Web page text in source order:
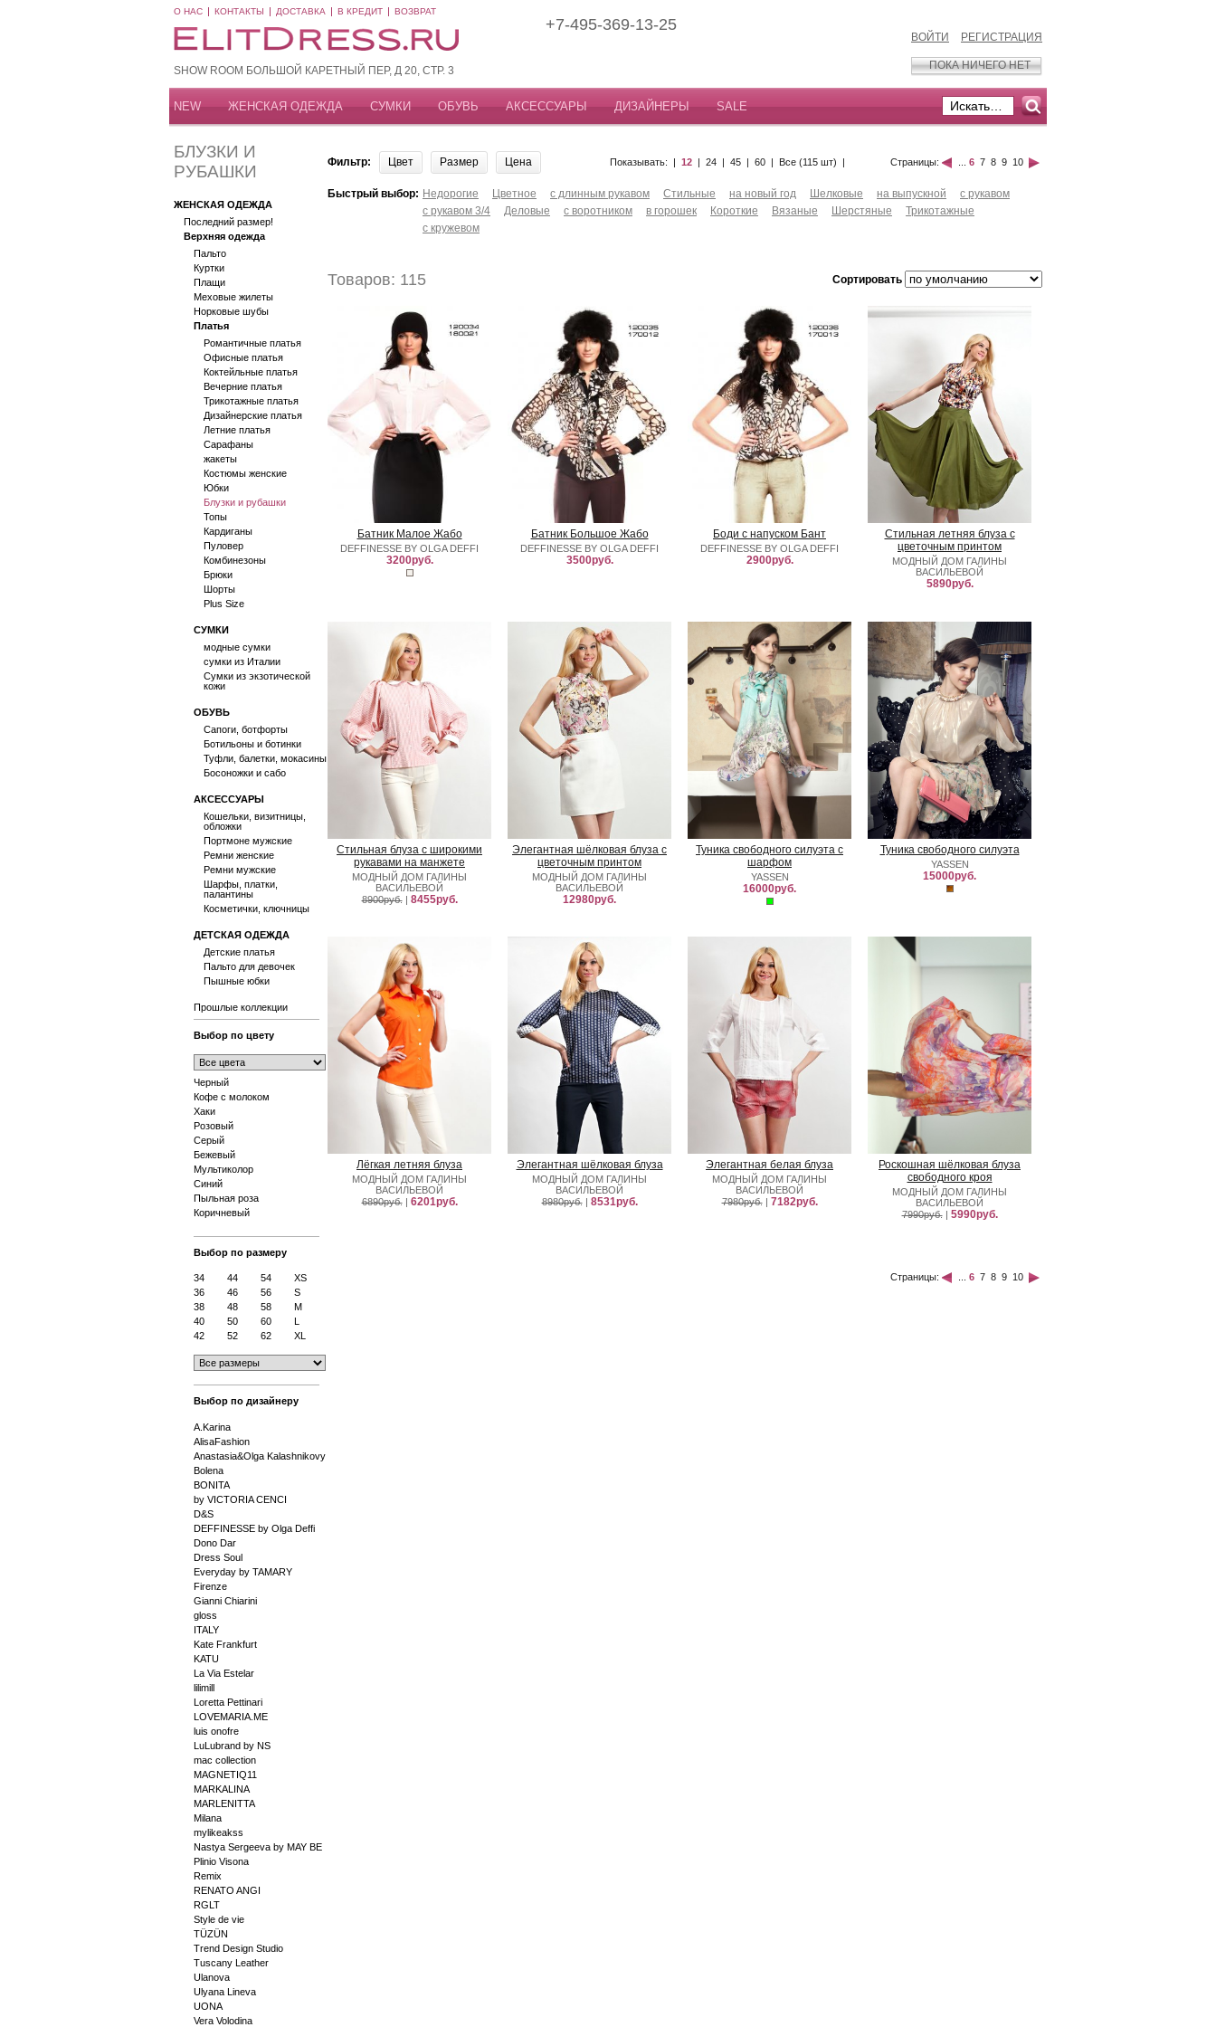
О НАС КОНТАКТЫ ДОСТАВКА В КРЕДИТ ВОЗВРАТ
SHOW ROOM БОЛЬШОЙ КАРЕТНЫЙ ПЕР, Д 20, СТР. 3
+7-495-369-13-25
ВОЙТИ РЕГИСТРАЦИЯ
ПОКА НИЧЕГО НЕТ
NEW ЖЕНСКАЯ ОДЕЖДА СУМКИ ОБУВЬ АКСЕССУАРЫ ДИЗАЙНЕРЫ SALE
БЛУЗКИ И
РУБАШКИ
ЖЕНСКАЯ ОДЕЖДА
Последний размер!
Верхняя одежда
Пальто
Куртки
Плащи
Меховые жилеты
Норковые шубы
Платья
Романтичные платья
Офисные платья
Коктейльные платья
Вечерние платья
Трикотажные платья
Дизайнерские платья
Летние платья
Сарафаны
жакеты
Костюмы женские
Юбки
Блузки и рубашки
Топы
Кардиганы
Пуловер
Комбинезоны
Брюки
Шорты
Plus Size
СУМКИ
модные сумки
сумки из Италии
Сумки из экзотической
кожи
ОБУВЬ
Сапоги, ботфорты
Ботильоны и ботинки
Туфли, балетки, мокасины
Босоножки и сабо
АКСЕССУАРЫ
Кошельки, визитницы,
обложки
Портмоне мужские
Ремни женские
Ремни мужские
Шарфы, платки,
палантины
Косметички, ключницы
ДЕТСКАЯ ОДЕЖДА
Детские платья
Пальто для девочек
Пышные юбки
Прошлые коллекции
Выбор по цвету
Черный
Кофе с молоком
Хаки
Розовый
Серый
Бежевый
Мультиколор
Синий
Пыльная роза
Коричневый
Выбор по размеру
34 44 54
XS
36
46 56
S
38
48 58
M
40
50 60
L
42
52 62 XL
Выбор по дизайнеру
A.Karina
AlisaFashion
Anastasia&Olga Kalashnikovy
Bolena
BONITA
by VICTORIA CENCI
D&S
DEFFINESSE by Olga Deffi
Dono Dar
Dress Soul
Everyday by TAMARY
Firenze
Gianni Chiarini
gloss
ITALY
Kate Frankfurt
KATU
La Via Estelar
lilimill
Loretta Pettinari
LOVEMARIA.ME
luis onofre
LuLubrand by NS
mac collection
MAGNETIQ11
MARKALINA
MARLENITTA
Milana
mylikeakss
Nastya Sergeeva by MAY BE
Plinio Visona
Remix
RENATO ANGI
RGLT
Style de vie
TÜZÜN
Trend Design Studio
Tuscany Leather
Ulanova
Ulyana Lineva
UONA
Vera Volodina
Фильтр: Цвет Размер Цена Страницы: 6 7 8 9 10
Показывать: | 12 | 24 | 45 | 60 | Все (115 шт) |
Быстрый выбор: Недорогие Цветное с длинным рукавом Стильные на новый год Шелковые на выпускной
с рукавом
с рукавом 3/4
Деловые с воротником в горошек Короткие Вязаные Шерстяные
Трикотажные
с кружевом
Товаров: 115 Сортировать
Батник Малое Жабо
DEFFINESSE BY OLGA DEFFI
3200руб.
Батник Большое Жабо
DEFFINESSE BY OLGA DEFFI
3500руб.
Боди с напуском Бант
DEFFINESSE BY OLGA DEFFI
2900руб.
Стильная летняя блуза с
цветочным принтом
МОДНЫЙ ДОМ ГАЛИНЫ
ВАСИЛЬЕВОЙ
5890руб.
Стильная блуза с широкими
рукавами на манжете
МОДНЫЙ ДОМ ГАЛИНЫ
ВАСИЛЬЕВОЙ
8900руб.| 8455руб.
Элегантная шёлковая блуза с
цветочным принтом
МОДНЫЙ ДОМ ГАЛИНЫ
ВАСИЛЬЕВОЙ
12980руб.
Туника свободного силуэта с
шарфом
YASSEN
16000руб.
Туника свободного силуэта
YASSEN
15000руб.
Лёгкая летняя блуза
МОДНЫЙ ДОМ ГАЛИНЫ
ВАСИЛЬЕВОЙ
6890руб.| 6201руб.
Элегантная шёлковая блуза
МОДНЫЙ ДОМ ГАЛИНЫ
ВАСИЛЬЕВОЙ
8980руб.| 8531руб.
Элегантная белая блуза
МОДНЫЙ ДОМ ГАЛИНЫ
ВАСИЛЬЕВОЙ
7980руб.| 7182руб.
Роскошная шёлковая блуза
свободного кроя
МОДНЫЙ ДОМ ГАЛИНЫ
ВАСИЛЬЕВОЙ
7990руб.| 5990руб.
Страницы: 6 7 8 9 10